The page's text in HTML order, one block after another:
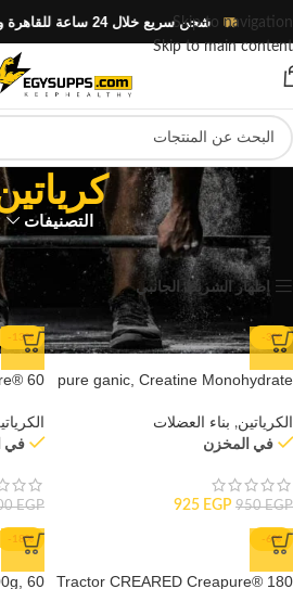
Skip to navigation
Skip to main content
شحن سريع خلال 24 ساعة للقاهرة والجيزة
التصنيفات
الرئيسية منتجات تحت الوسم “كرياتين”
إظهار الشريط الجانبي
-3%
pure ganic, Creatine Monohydrate
الكرياتين, بناء العضلات
في المخزن
950EGP
925 EGP
-13%
60
في
EGP
-6%
Tractor CREARED Creapure® 180
-18%
60